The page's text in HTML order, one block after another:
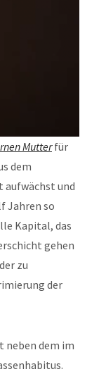
Mutterfür
dem
aufwächst und
Jahren so
Kapital, das
gehen
zu
der
neben dem im